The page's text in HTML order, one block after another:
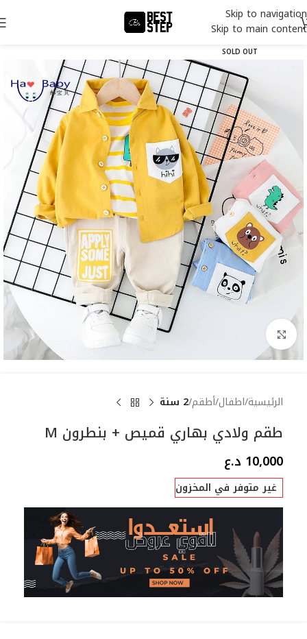
Skip to navigation
Skip to main content
SOLD OUT
Click to enlarge
الرئيسية اطفالأطقم2 سنة
طقم ولادي بهاري قميص + بنطرون M
10,000 د.ع
غير متوفر في المخزون